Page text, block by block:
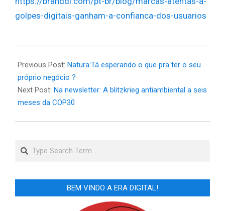
golpes-digitais-ganham-a-confianca-dos-usuarios
05-
25
Previous Post: Natura:Tá esperando o que pra ter o seu
próprio negócio ?
Next Post: Na newsletter: A blitzkrieg antiambiental a seis
meses da COP30
Search
BEM VINDO A ERA DIGITAL!